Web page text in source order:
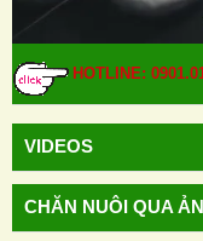
HOTLINE:
VIDEOS
CHĂN NUÔI QUA